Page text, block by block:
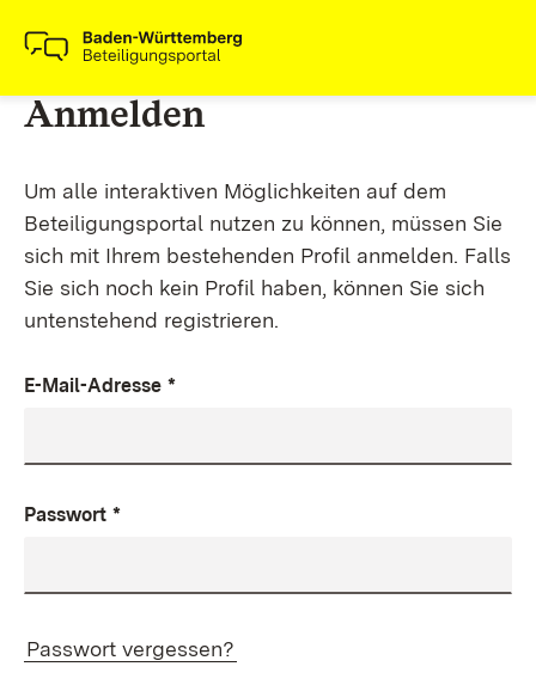
Anmelden
Um alle interaktiven Möglichkeiten auf dem
Beteiligungsportal nutzen zu können, müssen Sie
sich mit Ihrem bestehenden Profil anmelden. Falls
Sie sich noch kein Profil haben, können Sie sich
untenstehend registrieren.
E-Mail-Adresse *
Passwort *
Passwort vergessen?